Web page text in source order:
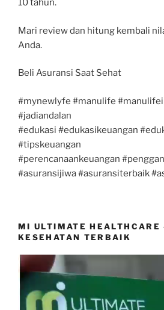
10 tahun.
Mari review dan hitung kembali
Anda.
Beli Asuransi Saat Sehat
#mynewlyfe #manulife
#jadiandalan
#edukasi #edukasikeuangan
#tipskeuangan
#perencanaankeuangan
#asuransijiwa #asuransiterbaik
MI ULTIMATE HEALTHCARE
KESEHATAN TERBAIK
Video
Player